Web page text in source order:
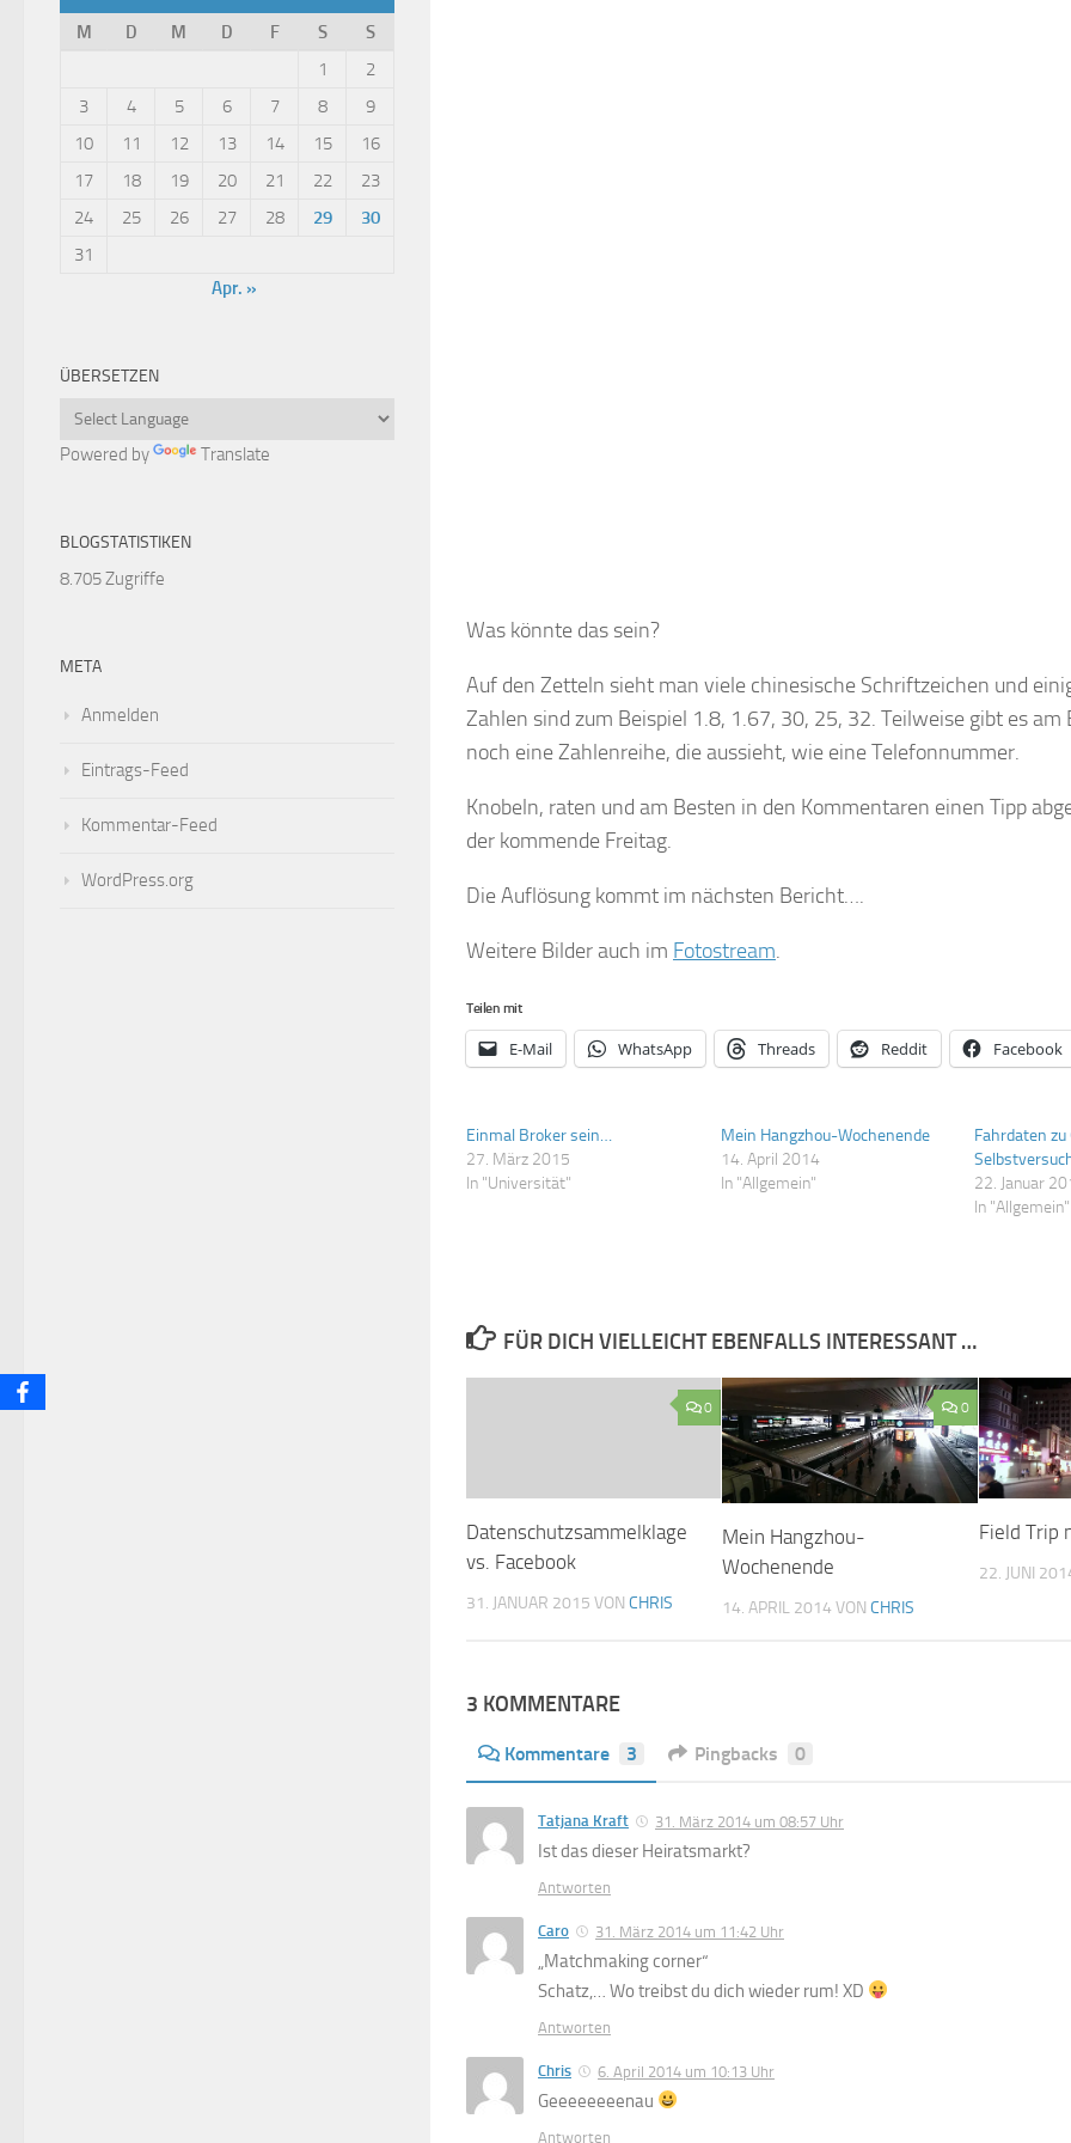
Was könnte das sein?
Auf den Zetteln sieht man viele chinesische Schriftzeichen und
Zahlen sind zum Beispiel 1.8, 1.67, 30, 25, 32. Teilweise gibt es am
noch eine Zahlenreihe, die aussieht, wie eine Telefonnummer.
Knobeln, raten und am Besten in den Kommentaren einen Tipp
der kommende Freitag.
Die Auflösung kommt im nächsten Bericht….
Weitere Bilder auch im Fotostream.
Teilen mit
E-Mail WhatsApp Threads Reddit Facebook
Einmal Broker sein…
27. März 2015
In "Universität"
Mein Hangzhou-Wochenende
14. April 2014
In "Allgemein"
Fahrdaten
22. Januar
In "Allgemein"
FÜR DICH VIELLEICHT EBENFALLS INTERESSANT …
0
Datenschutzsammelklage
vs. Facebook
31. JANUAR 2015 VON CHRIS
0
Mein Hangzhou-
Wochenende
14. APRIL 2014 VONCHRIS
Field Trip
22. JUNI
3 KOMMENTARE
Kommentare 3 Pingbacks 0
Tatjana Kraft 31. März 2014 um 08:57 Uhr
Ist das dieser Heiratsmarkt?
Antworten
Caro 31. März 2014 um 11:42 Uhr
„Matchmaking corner“
Schatz,… Wo treibst du dich wieder rum! XD
Antworten
Chris 6. April 2014 um 10:13 Uhr
Geeeeeeeenau
Antworten
M
D M D F S
S
1
2
3
4 5 6 7 8
9
10
11 12 13 14 15
16
17
18 19 20 21 22
23
24
25 26 27 28 29
30
31
Apr. »
ÜBERSETZEN
Powered by Translate
BLOGSTATISTIKEN
8.705 Zugriffe
META
Anmelden
Eintrags-Feed
Kommentar-Feed
WordPress.org